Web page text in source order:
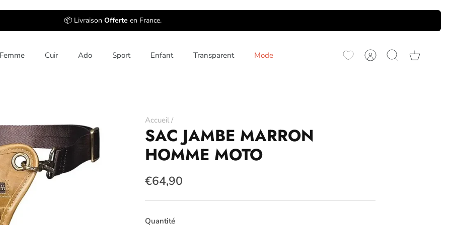
📦 Livraison Offerteen France.
Femme Cuir Ado Sport Enfant Transparent Mode CompteRecherchePanier
Accueil /
SAC JAMBE MARRON
HOMME MOTO
€64,90
Quantité